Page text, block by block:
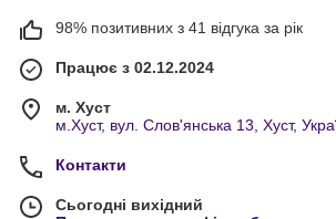
98% позитивних з 41 відгука за рік
Працює з 02.12.2024
м. Хуст
м.Хуст, вул. Слов'янська 13, Хуст,
Контакти
Сьогодні вихідний